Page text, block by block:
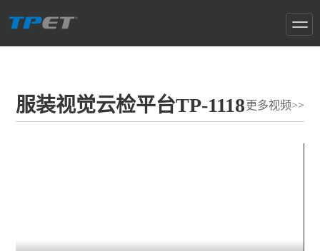
服装视觉云检平台TP-1118 更多视频>>